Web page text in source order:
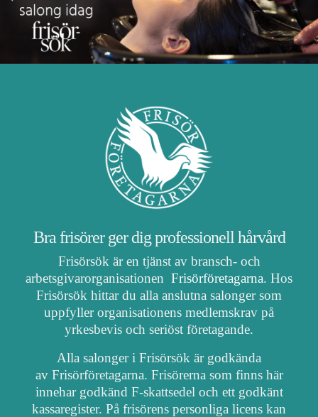
Bra frisörer ger dig professionell hårvård
Frisörsök är en tjänst av bransch- och
arbetsgivarorganisationen Frisörföretagarna. Hos
Frisörsök hittar du alla anslutna salonger som
uppfyller organisationens medlemskrav på
yrkesbevis och seriöst företagande.
Alla salonger i Frisörsök är godkända
av Frisörföretagarna. Frisörerna som finns här
innehar godkänd F-skattsedel och ett godkänt
kassaregister. På frisörens personliga licens kan